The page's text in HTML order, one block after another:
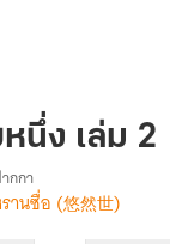
นึ่ง เล่ม 2
กกา
านซื่อ (悠然世)